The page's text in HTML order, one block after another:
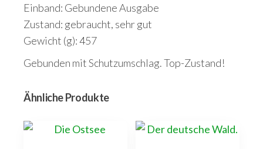
Einband: Gebundene Ausgabe
Zustand: gebraucht, sehr gut
Gewicht (g): 457
Gebunden mit Schutzumschlag. Top-Zustand!
Ähnliche Produkte